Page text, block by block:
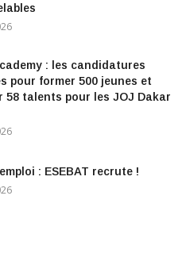
: les candidatures
pour former 500 jeunes et
58 talents pour les JOJ Dakar
: ESEBAT recrute !